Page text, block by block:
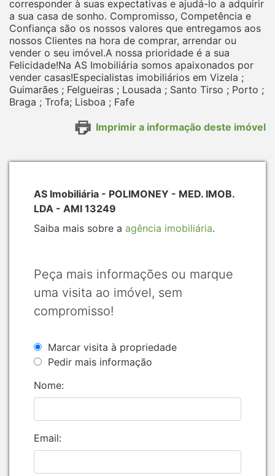
corresponder à suas expectativas e ajudá-lo a adquirir
a sua casa de sonho. Compromisso, Competência e
Confiança são os nossos valores que entregamos aos
nossos Clientes na hora de comprar, arrendar ou
vender o seu imóvel.A nossa prioridade é a sua
Felicidade!Na AS Imobiliária somos apaixonados por
vender casas!Especialistas imobiliários em Vizela ;
Guimarães ; Felgueiras ; Lousada ; Santo Tirso ; Porto ;
Braga ; Trofa; Lisboa ; Fafe
Imprimir a informação deste imóvel
AS Imobiliária - POLIMONEY - MED. IMOB.
LDA - AMI 13249
Saiba mais sobre a agência imobiliária.
Peça mais informações ou marque
uma visita ao imóvel, sem
compromisso!
Marcar visita à propriedade
Pedir mais informação
Nome:
Email: